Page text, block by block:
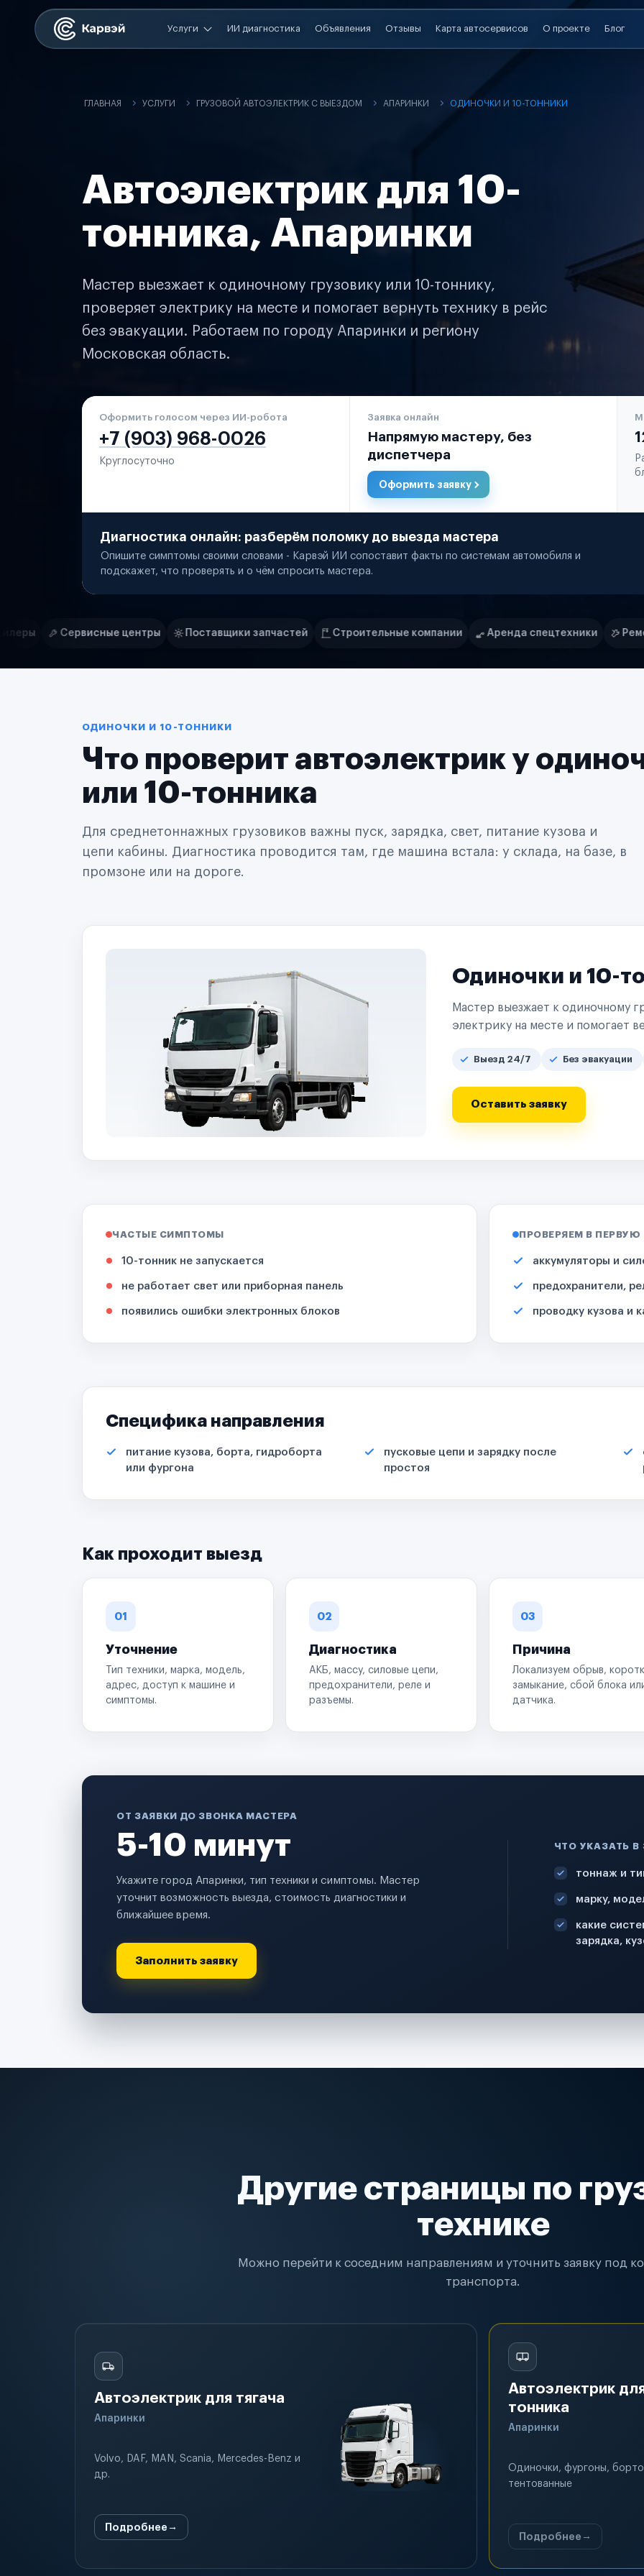
Услуги ИИ диагностика Объявления Отзывы Карта автосервисов О проекте Блог
ГЛАВНАЯ УСЛУГИ ГРУЗОВОЙ АВТОЭЛЕКТРИК С ВЫЕЗДОМ АПАРИНКИ ОДИНОЧКИ И 10-ТОННИКИ
Автоэлектрик для 10-
тонника, Апаринки
Мастер выезжает к одиночному грузовику или 10-тоннику,
проверяет электрику на месте и помогает вернуть технику в рейс
без эвакуации. Работаем по городу Апаринки и региону
Московская область.
Оформить голосом через ИИ-робота
+7 (903) 968-0026
Круглосуточно
Заявка онлайн
Напрямую мастеру, без
диспетчера
Оформить заявку
Диагностика онлайн: разберём поломку до выезда мастера
Опишите симптомы своими словами - Карвэй ИИ сопоставит факты по системам автомобиля и
подскажет, что проверять и о чём спросить мастера.
Нам доверяют
центры Поставщики запчастей Строительные компании Аренда спецтехники Ремонт спецтехники
Маркетплейсы
Логистические компании
Поставщики запчастей
Строительные компании
Ремонт спецтехники
Управляющие компании
Страховые компании
B2B-дистрибьюторы
ОДИНОЧКИ И 10-ТОННИКИ
Что проверит автоэлектрик у
или 10-тонника
Для среднетоннажных грузовиков важны пуск, зарядка, свет, питание кузова и
цепи кабины. Диагностика проводится там, где машина встала: у склада, на базе, в
промзоне или на дороге.
Одиночки и 10-
Мастер выезжает к одиночному
электрику на месте и помогает
Выезд 24/7 Без эвакуации
Оставить заявку
ЧАСТЫЕ СИМПТОМЫ
10-тонник не запускается
не работает свет или приборная панель
появились ошибки электронных блоков
ПРОВЕРЯЕМ В ПЕРВУЮ
аккумуляторы и
предохранители,
проводку кузова и
Специфика направления
питание кузова, борта, гидроборта
или фургона
пусковые цепи и зарядку после
простоя
Как проходит выезд
01
Уточнение
Тип техники, марка, модель,
адрес, доступ к машине и
симптомы.
02
Диагностика
АКБ, массу, силовые цепи,
предохранители, реле и
разъемы.
03
Причина
Локализуем обрыв,
замыкание, сбой блока
датчика.
ОТ ЗАЯВКИ ДО ЗВОНКА МАСТЕРА
5-10 минут
Укажите город Апаринки, тип техники и симптомы. Мастер
уточнит возможность выезда, стоимость диагностики и
ближайшее время.
Заполнить заявку
ЧТО УКАЗАТЬ В
тоннаж и
марку,
какие
зарядка,
Другие страницы по
технике
Можно перейти к соседним направлениям и уточнить заявку под
транспорта.
Автоэлектрик для тягача
Апаринки
Volvo, DAF, MAN, Scania, Mercedes-Benz и
др.
Подробнее
Автоэлектрик
тонника
Апаринки
Одиночки, фургоны,
тентованные
Подробнее